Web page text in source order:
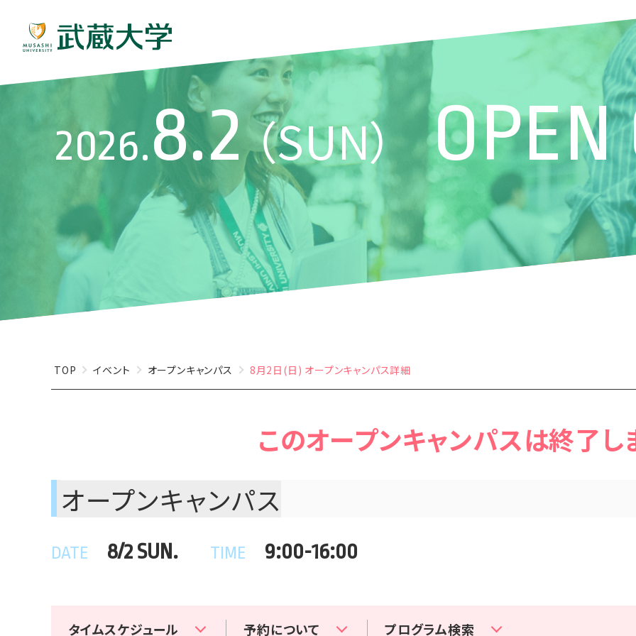
入試情報
学部学科
動画で見る武蔵大学
学びの特
イベント
シラキジくん X
2026.8.2（SUN） OPEN
TOP イベント オープンキャンパス 8月2日(日) オープンキャンパス詳細
このオープンキャンパスは終了し
オープンキャンパス
DATE 8/2 SUN. TIME 9:00-16:00
タイムスケジュール 予約について プログラム検索